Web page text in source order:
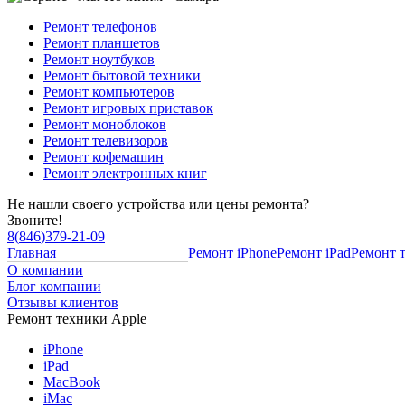
Ремонт телефонов
Ремонт планшетов
Ремонт ноутбуков
Ремонт бытовой техники
Ремонт компьютеров
Ремонт игровых приставок
Ремонт моноблоков
Ремонт телевизоров
Ремонт кофемашин
Ремонт электронных книг
Не нашли своего устройства или цены ремонта?
Звоните!
8(846)379-21-09
Главная
О компании
Блог компании
Отзывы клиентов
Ремонт iPhoneРемонт iPadРемонт
Ремонт техники Apple
iPhone
iPad
MacBook
iMac